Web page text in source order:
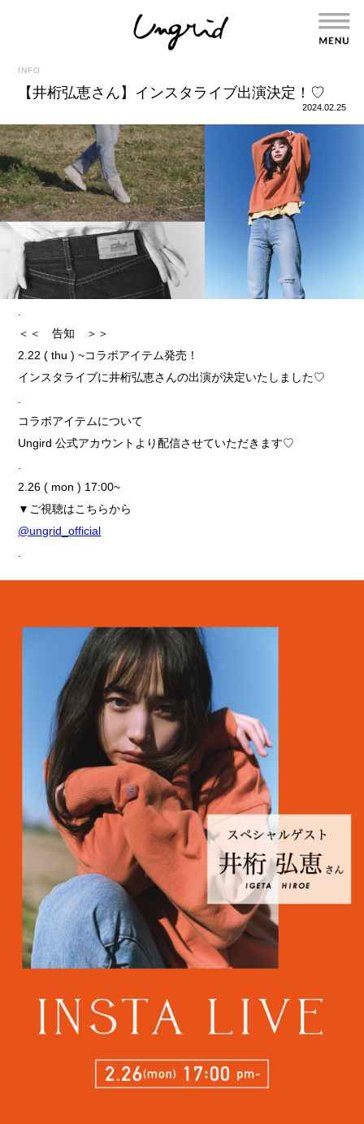
INFO
【井桁弘恵さん】インスタライブ出演決定！♡
2024.02.25
＜＜ 告知 ＞＞
2.22 ( thu ) ~コラボアイテム発売！
インスタライブに井桁弘恵さんの出演が決定いたしました♡
コラボアイテムについて
Ungird 公式アカウントより配信させていただきます♡
2.26 ( mon ) 17:00~
▼ご視聴はこちらから
@ungrid_official